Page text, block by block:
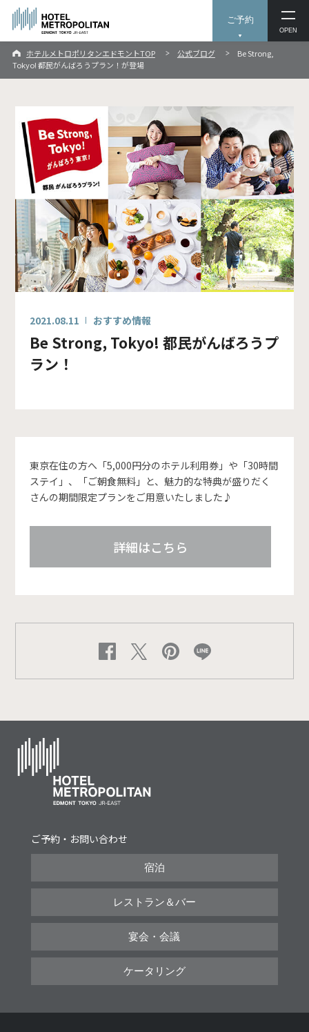
ご予約
OPEN
ホテルメトロポリタンエドモントTOP 公式ブログ
Be Strong,
Tokyo! 都民がんばろうプラン！が登場
2021.08.11 おすすめ情報
Be Strong, Tokyo! 都民がんばろうプ
ラン！
東京在住の方へ「5,000円分のホテル利用券」や「30時間
ステイ」、「ご朝食無料」と、魅力的な特典が盛りだく
さんの期間限定プランをご用意いたしました♪
詳細はこちら
ご予約・お問い合わせ
宿泊
レストラン＆バー
宴会・会議
ケータリング